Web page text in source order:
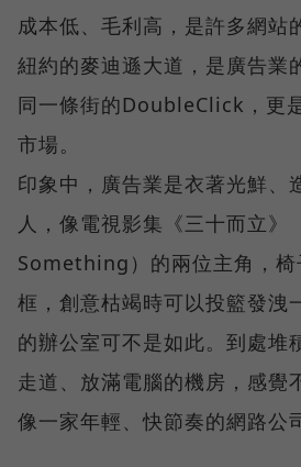
成本低、毛利高，是許多網站
紐約的麥迪遜大道，是廣告業
同一條街的DoubleClick，更
市場。
印象中，廣告業是衣著光鮮、
人，像電視影集《三十而立
Something）的兩位主角，椅
框，創意枯竭時可以投籃發
的辦公室可不是如此。到處堆
走道、放滿電腦的機房，感覺
像一家年輕、快節奏的網路公